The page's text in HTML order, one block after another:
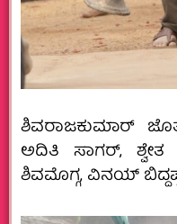
ಶಿವರಾಜಕುಮಾರ್
ಅದಿತಿ ಸಾಗರ್, ಶ್ವೇತ
ಶಿವಮೊಗ್ಗ, ವಿನಯ್